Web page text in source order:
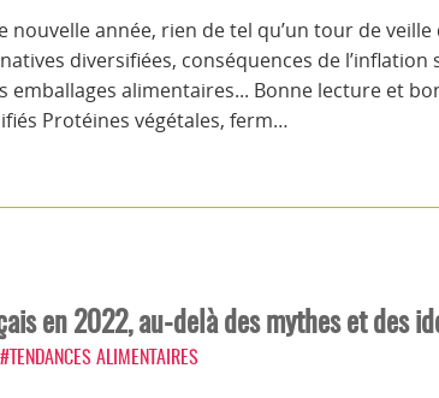
année, rien de tel qu’un tour de
diversifiées, conséquences de
alimentaires... Bonne lecture et
Protéines végétales, ferm…
en 2022, au-delà des mythes et des
#TENDANCES ALIMENTAIRES